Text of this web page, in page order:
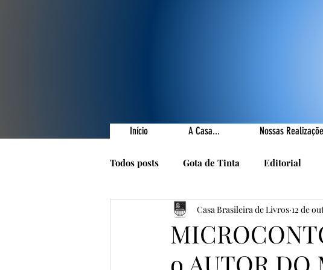
Início A Casa... Nossas
Todos posts Gota de Tinta Editorial
Prêmios Literários Nossas Realizações
1001 Poetas Autores da Casa R.
Casa Brasileira de Livros 12 de